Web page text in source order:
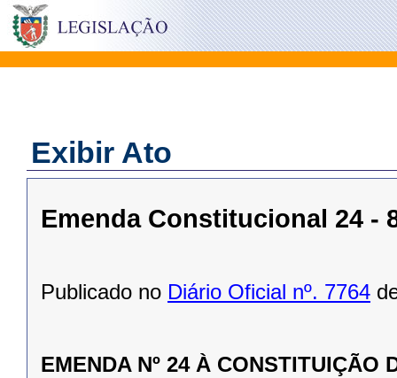
Exibir Ato
Emenda Constitucional 24 -
Publicado no Diário Oficial nº. 7764
EMENDA Nº 24À CONSTITUIÇÃO